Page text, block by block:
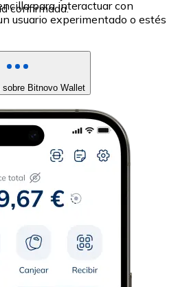
confirmada.
para interactuar con
usuario experimentado o estés
sobre Bitnovo Wallet